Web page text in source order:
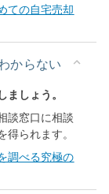
ての自宅売却
からない
しょう。
談窓口に相談
得られます。
調べる究極の